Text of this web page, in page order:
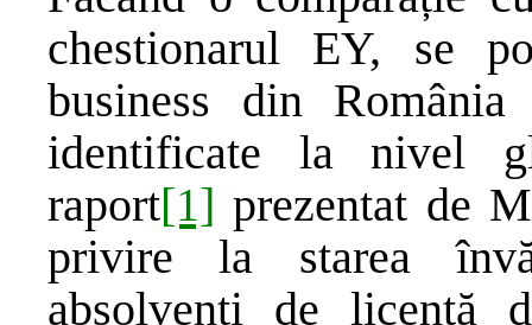
chestionarul EY, se
business din
identificate la nivel
raport[1] prezentat de
privire la starea
absolvenți de licență